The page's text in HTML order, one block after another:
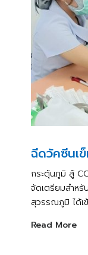
ฉีดวัคซีนเ
กระตุ้นภูมิ สู้
จัดเตรียมสําห
สุวรรณภูมิ ได้เ
Read More